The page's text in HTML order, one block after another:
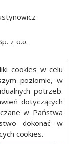
z o.o.
cookies w celu
poziomie, w
potrzeb.
dotyczących
w Państwa
dokonać w
cookies.